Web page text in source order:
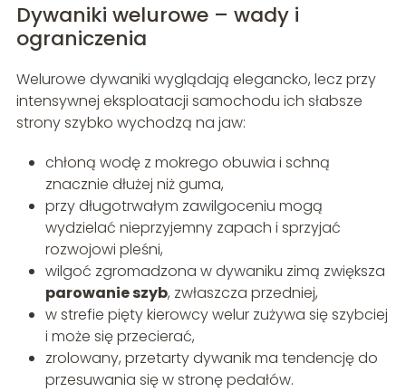
Dywaniki welurowe – wady i
ograniczenia
Welurowe dywaniki wyglądają elegancko, lecz przy
intensywnej eksploatacji samochodu ich słabsze
strony szybko wychodzą na jaw:
chłoną wodę z mokrego obuwia i schną
znacznie dłużej niż guma,
przy długotrwałym zawilgoceniu mogą
wydzielać nieprzyjemny zapach i sprzyjać
rozwojowi pleśni,
wilgoć zgromadzona w dywaniku zimą zwiększa
parowanie szyb, zwłaszcza przedniej,
w strefie pięty kierowcy welur zużywa się szybciej
i może się przecierać,
zrolowany, przetarty dywanik ma tendencję do
przesuwania się w stronę pedałów.